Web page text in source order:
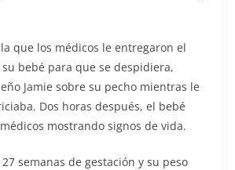
que los médicos le entregaron el
bebé para que se despidiera,
Jamie sobre su pecho mientras le
Dos horas después, el bebé
mostrando signos de vida.
semanas de gestación y su peso